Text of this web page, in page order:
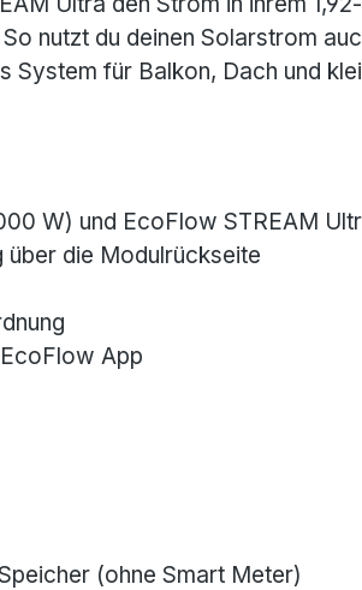
nutzt du deinen Solarstrom
für Balkon, Dach und
W) und EcoFlow STREAM
die Modulrückseite
App
(ohne Smart Meter)